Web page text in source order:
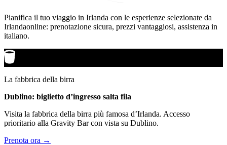
Pianifica il tuo viaggio in Irlanda con le esperienze selezionate da
Irlandaonline: prenotazione sicura, prezzi vantaggiosi, assistenza in
italiano.
La fabbrica della birra
Dublino: biglietto d’ingresso salta fila
Visita la fabbrica della birra più famosa d’Irlanda. Accesso
prioritario alla Gravity Bar con vista su Dublino.
Prenota ora →